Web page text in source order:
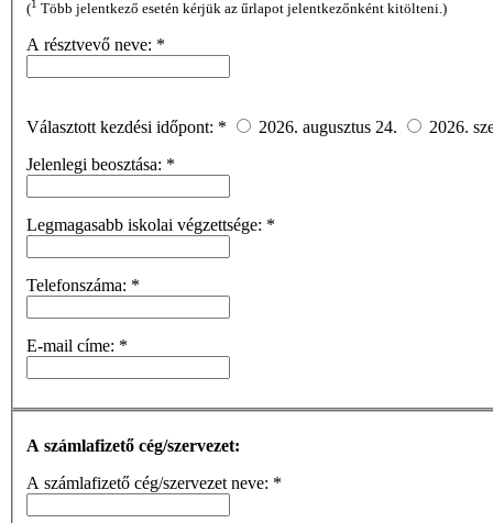
(1 Több jelentkező esetén kérjük az űrlapot jelentkezőnként kitölteni.)
A résztvevő neve: *
Választott kezdési időpont: * 2026. augusztus 24.
2026.
Jelenlegi beosztása: *
Legmagasabb iskolai végzettsége: *
Telefonszáma: *
E-mail címe: *
A számlafizető cég/szervezet:
A számlafizető cég/szervezet neve: *